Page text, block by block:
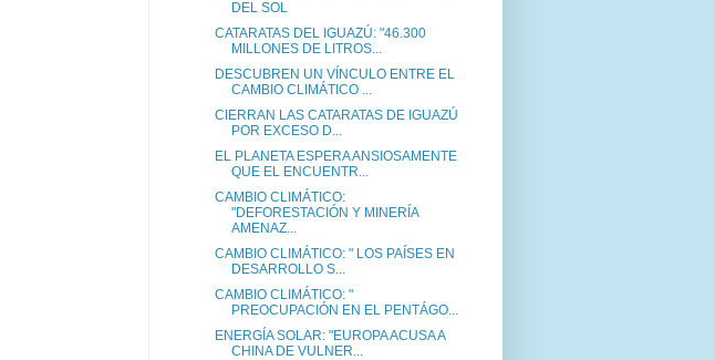
DEL SOL
CATARATAS DEL IGUAZÚ: "46.300
MILLONES DE LITROS...
DESCUBREN UN VÍNCULO ENTRE EL
CAMBIO CLIMÁTICO ...
CIERRAN LAS CATARATAS DE IGUAZÚ
POR EXCESO D...
EL PLANETA ESPERA ANSIOSAMENTE
QUE EL ENCUENTR...
CAMBIO CLIMÁTICO:
"DEFORESTACIÓN Y MINERÍA
AMENAZ...
CAMBIO CLIMÁTICO: " LOS PAÍSES EN
DESARROLLO S...
CAMBIO CLIMÁTICO: "
PREOCUPACIÓN EN EL PENTÁGO...
ENERGÍA SOLAR: "EUROPA ACUSA A
CHINA DE VULNER...